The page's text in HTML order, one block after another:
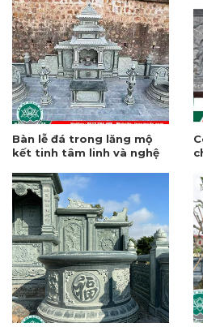
Bàn lễ đá trong lăng mộ
kết tinh tâm linh và nghệ